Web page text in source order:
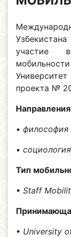
участие
проекта №
• философия
•
Тип
• Staff
• University